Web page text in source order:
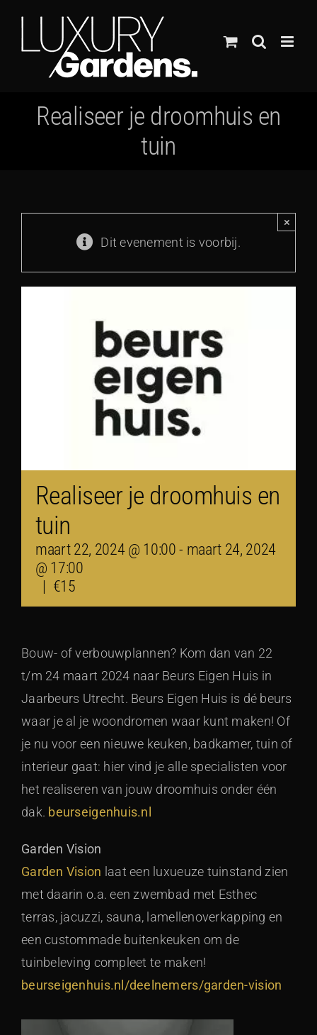
inhoud
Realiseer je droomhuis en
tuin
Dit evenement is voorbij.
×
Realiseer je droomhuis en
tuin
maart 22, 2024 @ 10:00 - maart 24, 2024
@ 17:00
| €15
Bouw- of verbouwplannen? Kom dan van 22
t/m 24 maart 2024 naar Beurs Eigen Huis in
Jaarbeurs Utrecht. Beurs Eigen Huis is dé beurs
waar je al je woondromen waar kunt maken! Of
je nu voor een nieuwe keuken, badkamer, tuin of
interieur gaat: hier vind je alle specialisten voor
het realiseren van jouw droomhuis onder één
dak. beurseigenhuis.nl
Garden Vision
Garden Vision laat een luxueuze tuinstand zien
met daarin o.a. een zwembad met Esthec
terras, jacuzzi, sauna, lamellenoverkapping en
een custommade buitenkeuken om de
tuinbeleving compleet te maken!
beurseigenhuis.nl/deelnemers/garden-vision